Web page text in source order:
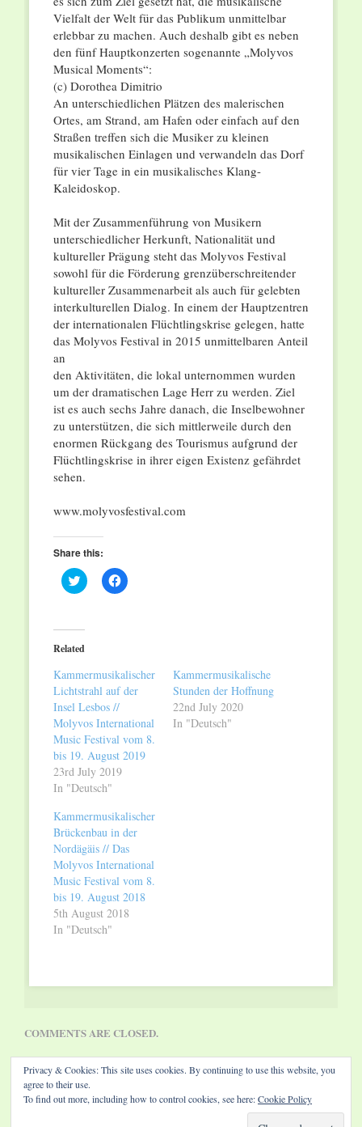
Vielfalt der Welt für das Publikum unmittelbar
erlebbar zu machen. Auch deshalb gibt es neben
den fünf Hauptkonzerten sogenannte „Molyvos
Musical Moments“:
(c) Dorothea Dimitrio
An unterschiedlichen Plätzen des malerischen
Ortes, am Strand, am Hafen oder einfach auf den
Straßen treffen sich die Musiker zu kleinen
musikalischen Einlagen und verwandeln das Dorf
für vier Tage in ein musikalisches Klang-
Kaleidoskop.
Mit der Zusammenführung von Musikern
unterschiedlicher Herkunft, Nationalität und
kultureller Prägung steht das Molyvos Festival
sowohl für die Förderung grenzüberschreitender
kultureller Zusammenarbeit als auch für gelebten
interkulturellen Dialog. In einem der Hauptzentren
der internationalen Flüchtlingskrise gelegen, hatte
das Molyvos Festival in 2015 unmittelbaren Anteil
an
den Aktivitäten, die lokal unternommen wurden
um der dramatischen Lage Herr zu werden. Ziel
ist es auch sechs Jahre danach, die Inselbewohner
zu unterstützen, die sich mittlerweile durch den
enormen Rückgang des Tourismus aufgrund der
Flüchtlingskrise in ihrer eigen Existenz gefährdet
sehen.
www.molyvosfestival.com
Share this:
Click
to
(Opens
in
new
Click
to
Related
Kammermusikalischer
Lichtstrahl auf der
Insel Lesbos //
Molyvos International
Music Festival vom 8.
bis 19. August 2019
23rd July 2019
In "Deutsch"
Kammermusikalische
Stunden der Hoffnung
22nd July 2020
In "Deutsch"
Kammermusikalischer
Brückenbau in der
Nordägäis // Das
Molyvos International
Music Festival vom 8.
bis 19. August 2018
5th August 2018
In "Deutsch"
COMMENTS ARE CLOSED.
Privacy & Cookies: This site uses cookies. By continuing to use this website, you
agree to their use.
To find out more, including how to control cookies, see here:Cookie Policy